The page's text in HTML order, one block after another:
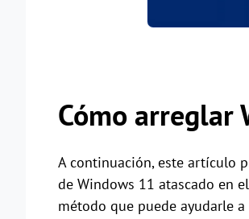
Cómo arreglar
A continuación, este artículo
de Windows 11 atascado en
método que puede ayudarle